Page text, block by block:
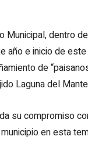
Municipal, dentro
año e inicio de
de
Laguna del
su compromiso
en esta